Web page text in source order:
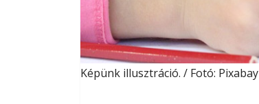
Képünk illusztráció. / Fotó: Pixabay